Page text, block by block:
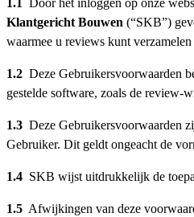
1.1 Door het inloggen op onze
Klantgericht Bouwen (“SKB”)
waarmee u reviews kunt
1.2 Deze Gebruikersvoorwaarden
gestelde software, zoals de review-
1.3 Deze Gebruikersvoorwaarden
Gebruiker. Dit geldt ongeacht de
1.4 SKB wijst uitdrukkelijk de
1.5 Afwijkingen van deze